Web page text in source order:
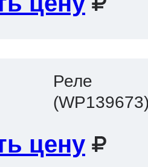
Реле
цену